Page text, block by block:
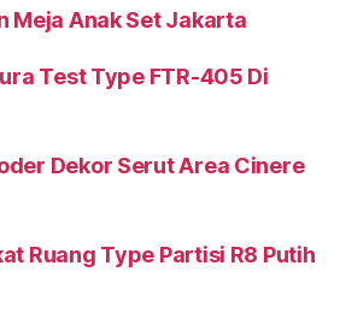
Meja Anak Set Jakarta
Test Type FTR-405 Di
Dekor Serut Area Cinere
Ruang Type Partisi R8 Putih